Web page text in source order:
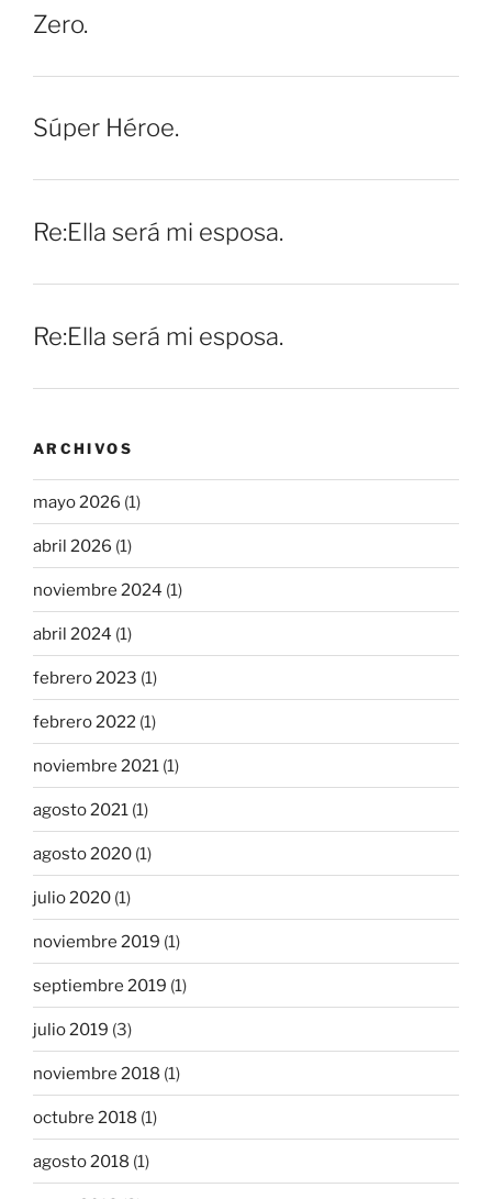
Zero.
Súper Héroe.
Re:Ella será mi esposa.
Re:Ella será mi esposa.
ARCHIVOS
mayo 2026 (1)
abril 2026 (1)
noviembre 2024 (1)
abril 2024 (1)
febrero 2023 (1)
febrero 2022 (1)
noviembre 2021 (1)
agosto 2021 (1)
agosto 2020 (1)
julio 2020 (1)
noviembre 2019 (1)
septiembre 2019 (1)
julio 2019 (3)
noviembre 2018 (1)
octubre 2018 (1)
agosto 2018 (1)